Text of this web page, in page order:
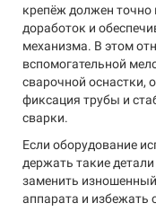
крепёж должен
доработок и
механизма. В этом
вспомогательной
сварочной оснастки,
фиксация трубы и
сварки.
Если оборудование
держать такие
заменить
аппарата и избежать